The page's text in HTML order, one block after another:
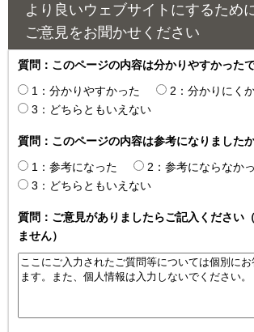
より良いウェブサイトにするため
ご意見をお聞かせください
質問：このページの内容は分かりやすかった
1：分かりやすかった
2：分かりにく
3：どちらともいえない
質問：このページの内容は参考になりました
1：参考になった
2：参考にならなか
3：どちらともいえない
質問：ご意見がありましたらご記入ください
ません）